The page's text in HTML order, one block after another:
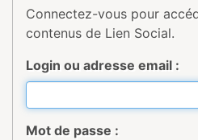
Connectez-vous pour
contenus de Lien Social.
Login ou adresse email :
Mot de passe :